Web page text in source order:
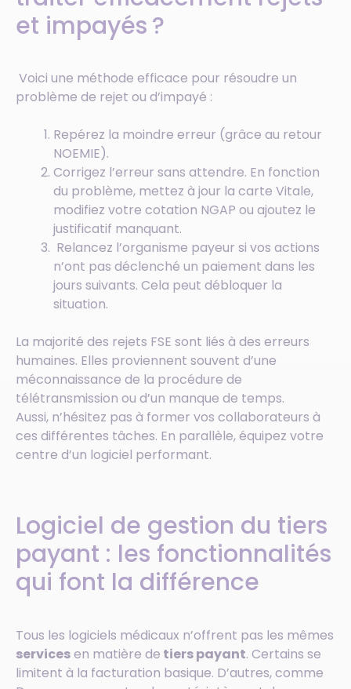
et impayés ?
Voici une méthode efficace pour résoudre un
problème de rejet ou d’impayé :
Repérez la moindre erreur (grâce au retour
NOEMIE).
Corrigez l’erreur sans attendre. En fonction
du problème, mettez à jour la carte Vitale,
modifiez votre cotation NGAP ou ajoutez le
justificatif manquant.
Relancez l’organisme payeur si vos actions
n’ont pas déclenché un paiement dans les
jours suivants. Cela peut débloquer la
situation.
La majorité des rejets FSE sont liés à des erreurs
humaines. Elles proviennent souvent d’une
méconnaissance de la procédure de
télétransmission ou d’un manque de temps.
Aussi, n’hésitez pas à former vos collaborateurs à
ces différentes tâches. En parallèle, équipez votre
centre d’un logiciel performant.
Logiciel de gestion du tiers
payant : les fonctionnalités
qui font la différence
Tous les logiciels médicaux n’offrent pas les mêmes
servicesen matière de tiers payant. Certains se
limitent à la facturation basique. D’autres, comme